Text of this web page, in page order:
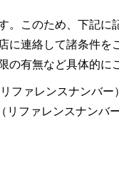
このため、下記
連絡して諸条件
有無など具体的に
ファレンスナンバ
ファレンスナンバ